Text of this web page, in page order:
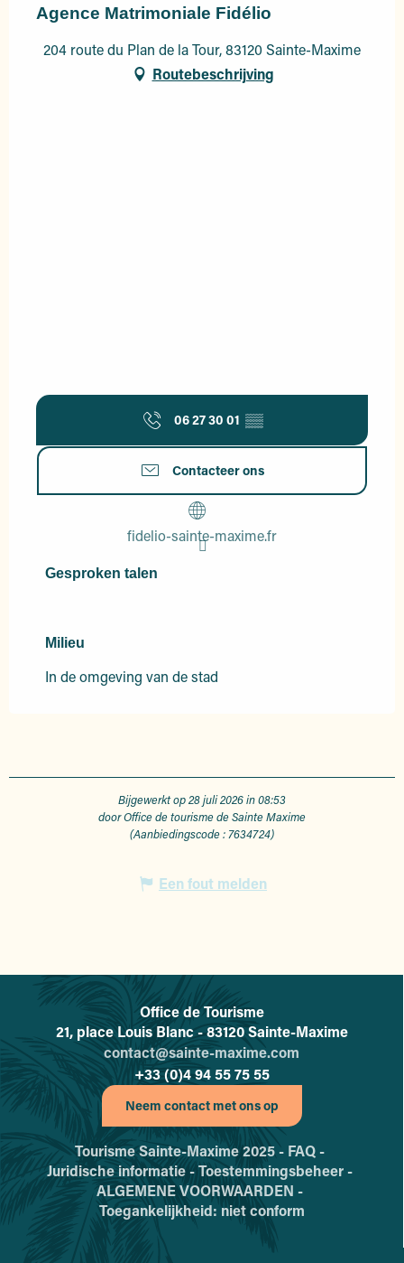
Agence Matrimoniale Fidélio
204 route du Plan de la Tour, 83120 Sainte-Maxime
Routebeschrijving
06 27 30 01 ▒▒
Contacteer ons
fidelio-sainte-maxime.fr
Gesproken talen
Gesproken talen
Milieu
Milieu
In de omgeving van de stad
Bijgewerkt op 28 juli 2026 in 08:53
door Office de tourisme de Sainte Maxime
(Aanbiedingscode :7634724)
Een fout melden
L'office de tourisme de Sainte-
Office de Tourisme
21, place Louis Blanc - 83120 Sainte-Maxime
contact@sainte-maxime.com
+33 (0)4 94 55 75 55
Neem contact met ons op
Tourisme Sainte-Maxime 2025 - FAQ -
Juridische informatie -Toestemmingsbeheer -
ALGEMENE VOORWAARDEN -
Toegankelijkheid: niet conform